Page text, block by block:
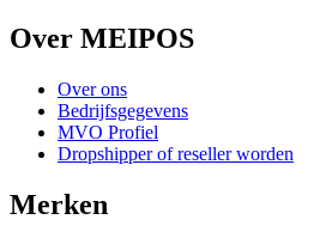
Over MEIPOS
Over ons
Bedrijfsgegevens
MVO Profiel
Dropshipper of reseller worden
Merken